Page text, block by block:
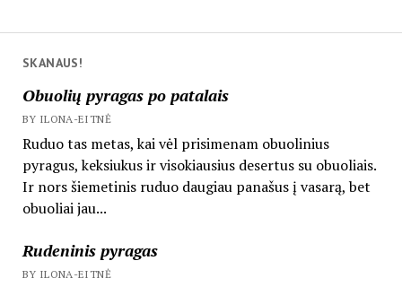
SKANAUS!
Obuolių pyragas po patalais
BY ILONA-EITNĖ
Ruduo tas metas, kai vėl prisimenam obuolinius
pyragus, keksiukus ir visokiausius desertus su obuoliais.
Ir nors šiemetinis ruduo daugiau panašus į vasarą, bet
obuoliai jau...
Rudeninis pyragas
BY ILONA-EITNĖ